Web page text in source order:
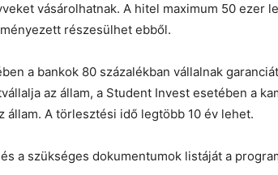
vásárolhatnak. A hitel maximum 50 ezer
részesülhet ebből.
a bankok 80 százalékban vállalnak
az állam, a Student Invest esetében a
állam. A törlesztési idő legtöbb 10 év lehet.
a szükséges dokumentumok listáját a